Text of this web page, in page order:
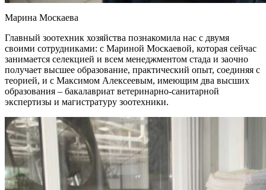
Марина Москаева
Главный зоотехник хозяйства познакомила нас с двумя
своими сотрудниками: с Мариной Москаевой, которая сейчас
занимается селекцией и всем менеджментом стада и заочно
получает высшее образование, практический опыт, соединяя с
теорией, и с Максимом Алексеевым, имеющим два высших
образования – бакалавриат ветеринарно-санитарной
экспертизы и магистратуру зоотехники.